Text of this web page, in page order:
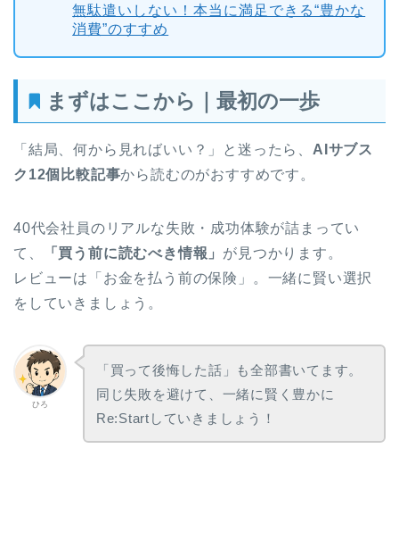
無駄遣いしない！本当に満足できる“豊かな
消費”のすすめ
まずはここから｜最初の一歩
「結局、何から見ればいい？」と迷ったら、 AIサブス
ク12個比較記事から読むのがおすすめです。
40代会社員のリアルな失敗・成功体験が詰まってい
て、
「買う前に読むべき情報」 が見つかります。
レビューは「お金を払う前の保険」。一緒に賢い選択
をしていきましょう。
ひろ
「買って後悔した話」も全部書いてます。
同じ失敗を避けて、一緒に賢く豊かに
Re:Startしていきましょう！